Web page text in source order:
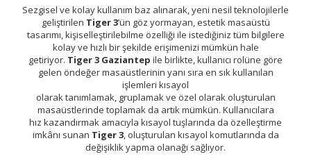
Sezgisel ve kolay kullanım baz alınarak, yeni nesil teknolojilerle
geliştirilen Tiger 3’ün göz yormayan, estetik masaüstü
tasarımı, kişiselleştirilebilme özelliği ile istediğiniz tüm bilgilere
kolay ve hızlı bir şekilde erişimenizi mümkün hale
getiriyor. Tiger 3 Gaziantep ile birlikte, kullanıcı rolüne göre
gelen öndeğer masaüstlerinin yanı sıra en sık kullanılan
işlemleri kısayol
olarak tanımlamak, gruplamak ve özel olarak oluşturulan
masaüstlerinde toplamak da artık mümkün. Kullanıcılara
hız kazandırmak amacıyla kısayol tuşlarında da özelleştirme
imkânı sunan Tiger 3, oluşturulan kısayol komutlarında da
değişiklik yapma olanağı sağlıyor.